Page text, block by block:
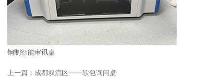
钢制智能审讯桌
上一篇： 成都双流区——软包询问桌